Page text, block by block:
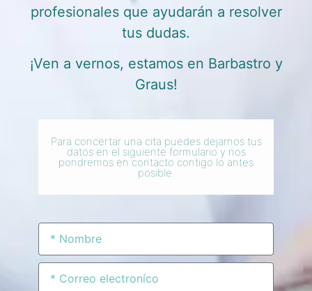
profesionales que ayudarán a resolver
tus dudas.
¡Ven a vernos, estamos en Barbastro y
Graus!
Para concertar una cita puedes dejarnos tus
datos en el siguiente formulario y nos
pondremos en contacto contigo lo antes
posible.